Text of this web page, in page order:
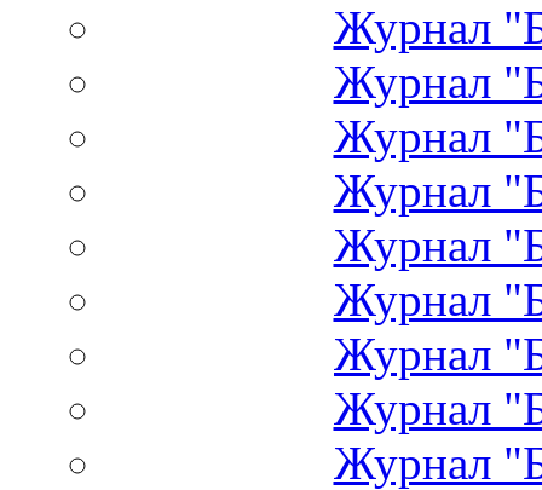
Журнал
Журнал
Журнал
Журнал
Журнал
Журнал
Журнал
Журнал
Журнал